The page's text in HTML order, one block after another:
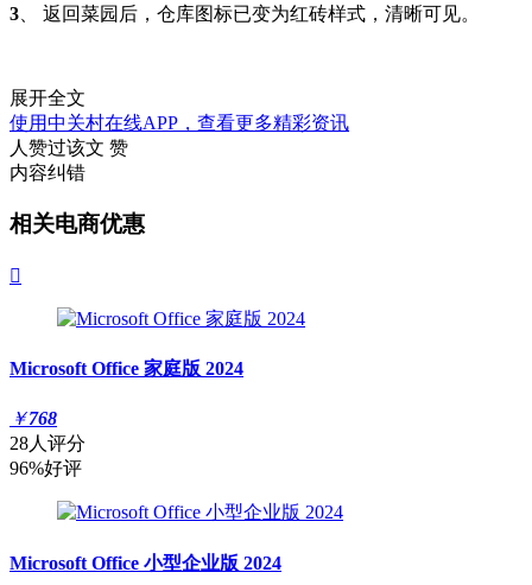
3 、 返回菜园后，仓库图标已变为红砖样式，清晰可见。
展开全文
使用中关村在线APP，查看更多精彩资讯
人赞过该文 赞
内容纠错
相关电商优惠

Microsoft Office 家庭版 2024
￥768
28人评分
96%好评
Microsoft Office 小型企业版 2024